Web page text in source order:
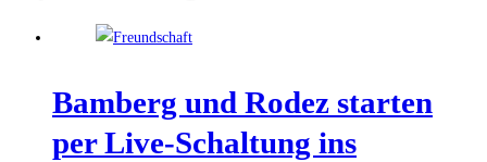
Bam­berg und Rodez star­ten
per Live-Schal­tung ins